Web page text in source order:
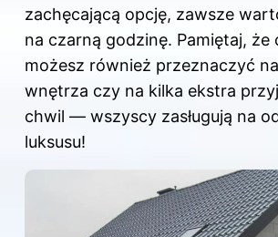
zachęcającą opcję, zawsze
na czarną godzinę. Pamiętaj, że
możesz również przeznaczyć
wnętrza czy na kilka ekstra
chwil — wszyscy zasługują na
luksusu!